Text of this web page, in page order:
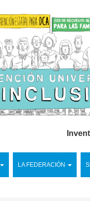
LA FEDERACIÓN